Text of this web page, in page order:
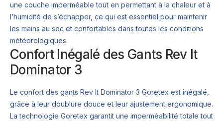
une couche imperméable tout en permettant à la chaleur et à
l’humidité de s’échapper, ce qui est essentiel pour maintenir
les mains au sec et confortables dans toutes les conditions
météorologiques.
Confort Inégalé des Gants Rev It
Dominator 3
Le confort des gants Rev It Dominator 3 Goretex est inégalé,
grâce à leur doublure douce et leur ajustement ergonomique.
La technologie Goretex garantit une imperméabilité totale tout